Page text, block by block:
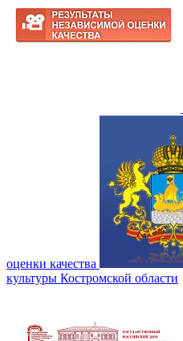
оценки качества
культуры Костромской области